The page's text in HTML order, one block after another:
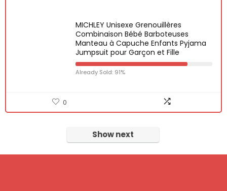
MICHLEY Unisexe Grenouillères
Combinaison Bébé Barboteuses
Manteau à Capuche Enfants Pyjama
Jumpsuit pour Garçon et Fille
Already Sold: 91%
0
Show next